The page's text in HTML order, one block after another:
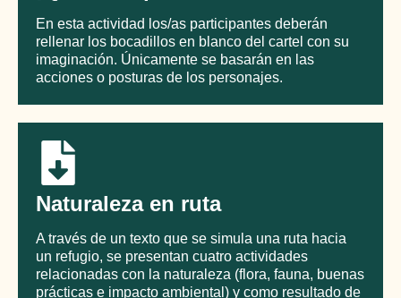
En esta actividad los/as participantes deberán
rellenar los bocadillos en blanco del cartel con su
imaginación. Únicamente se basarán en las
acciones o posturas de los personajes.
Naturaleza en ruta
A través de un texto que se simula una ruta hacia
un refugio, se presentan cuatro actividades
relacionadas con la naturaleza (flora, fauna, buenas
prácticas e impacto ambiental) y como resultado de